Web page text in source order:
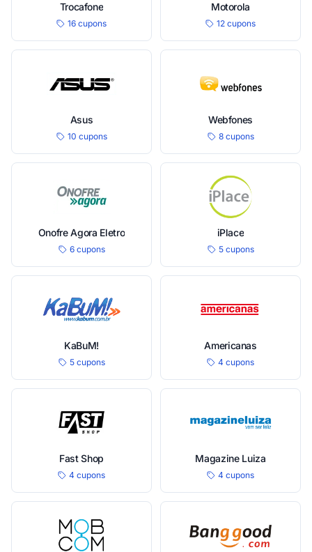
Trocafone
16 cupons
Motorola
12 cupons
Asus
10 cupons
Webfones
8 cupons
Onofre Agora Eletro
6 cupons
iPlace
5 cupons
KaBuM!
5 cupons
Americanas
4 cupons
Fast Shop
4 cupons
Magazine Luiza
4 cupons